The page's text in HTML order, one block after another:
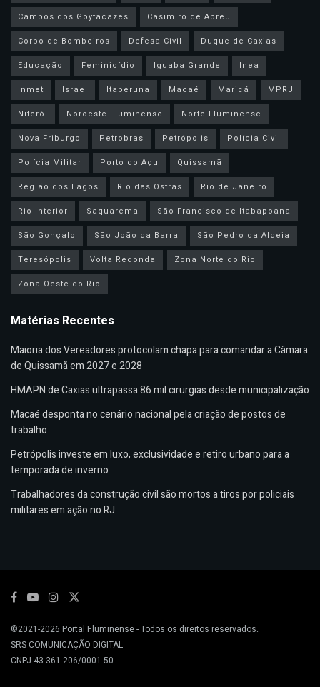
Campos dos Goytacazes
Casimiro de Abreu
Corpo de Bombeiros
Defesa Civil
Duque de Caxias
Educação
Feminicídio Iguaba Grande
Inea
Inmet
Israel Itaperuna Macaé Maricá
MPRJ
Niterói
Noroeste Fluminense
Norte Fluminense
Nova Friburgo
Petrobras Petrópolis
Polícia Civil
Polícia Militar
Porto do Açu
Quissamã
Região dos Lagos
Rio das Ostras
Rio de Janeiro
Rio Interior
Saquarema
São Francisco de Itabapoana
São Gonçalo
São João da Barra
São Pedro da Aldeia
Teresópolis
Volta Redonda
Zona Norte do Rio
Zona Oeste do Rio
Matérias Recentes
Maioria dos Vereadores protocolam chapa para comandar a Câmara
de Quissamã em 2027 e 2028
HMAPN de Caxias ultrapassa 86 mil cirurgias desde municipalização
Macaé desponta no cenário nacional pela criação de postos de
trabalho
Petrópolis investe em luxo, exclusividade e retiro urbano para a
temporada de inverno
Trabalhadores da construção civil são mortos a tiros por policiais
militares em ação no RJ
©2021-2026 Portal Fluminense- Todos os direitos reservados.
SRS COMUNICAÇÃO DIGITAL
CNPJ 43.361.206/0001-50